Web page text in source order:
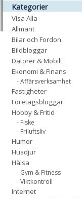
Kategorier
Visa Alla
Allmänt
Bilar och Fordon
Bildbloggar
Datorer & Mobilt
Ekonomi & Finans
- Affärsverksamhet
Fastigheter
Företagsbloggar
Hobby & Fritid
- Fiske
- Friluftsliv
Humor
Husdjur
Hälsa
- Gym & Fitness
- Viktkontroll
Internet